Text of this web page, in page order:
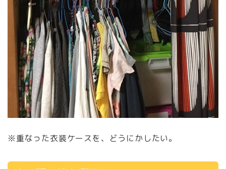
※重なった衣装ケースを、どうにかしたい。